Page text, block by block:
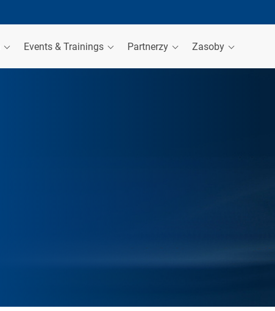
Events & Trainings Partnerzy Zasoby